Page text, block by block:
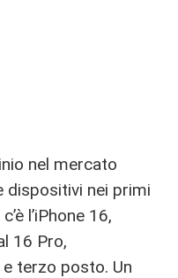
nel mercato
dispositivi nei primi
l’iPhone 16,
16 Pro,
terzo posto. Un